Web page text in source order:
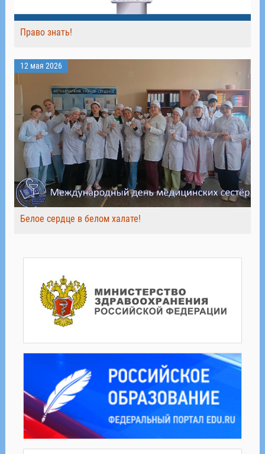
Право знать!
12 мая 2026
Белое сердце в белом халате!